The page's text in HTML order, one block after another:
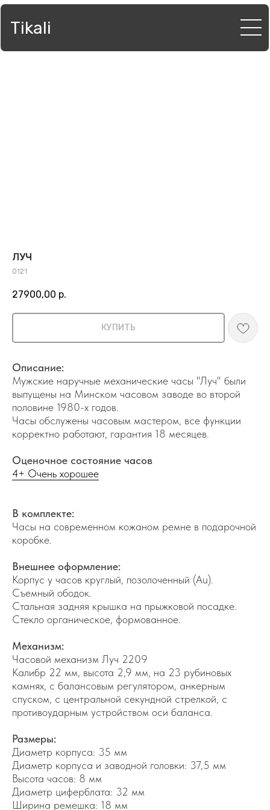
Tikali
ЛУЧ
0121
27900,00 р.
КУПИТЬ
Описание:
Мужские наручные механические часы "Луч" были
выпущены на Минском часовом заводе во второй
половине 1980-х годов.
Часы обслужены часовым мастером, все функции
корректно работают, гарантия 18 месяцев.
Оценочное состояние часов
4+ Очень хорошее
В комплекте:
Часы на современном кожаном ремне в подарочной
коробке.
Внешнее оформление:
Корпус у часов круглый, позолоченный (Au).
Съемный ободок.
Стальная задняя крышка на прыжковой посадке.
Стекло органическое, формованное.
Механизм:
Часовой механизм Луч 2209
Калибр 22 мм, высота 2,9 мм, на 23 рубиновых
камнях, с балансовым регулятором, анкерным
спуском, с центральной секундной стрелкой, с
противоударным устройством оси баланса.
Размеры:
Диаметр корпуса: 35 мм
Диаметр корпуса и заводной головки: 37,5 мм
Высота часов: 8 мм
Диаметр циферблата: 32 мм
Ширина ремешка: 18 мм
Контакты
+7 964 7-925-925
tikali@internet.ru
TELEGRAM
WHATSAPP